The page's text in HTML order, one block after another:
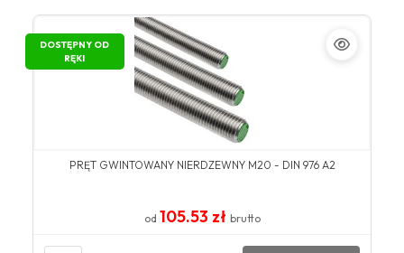
DOSTĘPNY OD
RĘKI
PRĘT GWINTOWANY NIERDZEWNY M20 - DIN 976 A2
od 105.53 zł brutto